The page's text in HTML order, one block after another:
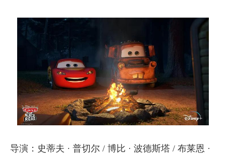
导演：史蒂夫 · 普切尔 / 博比 · 波德斯塔 / 布莱恩 ·